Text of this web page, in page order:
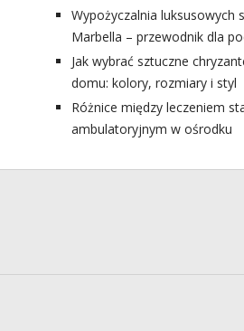
Wypożyczalnia luksusowych
Marbella – przewodnik dla
Jak wybrać sztuczne
domu: kolory, rozmiary i styl
Różnice między leczeniem
ambulatoryjnym w ośrodku